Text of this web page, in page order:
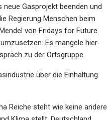
Gasprojekt beenden und
Regierung Menschen beim
von Fridays for Future
Es mangele hier
zu der Ortsgruppe.
über die Einhaltung
Reiche steht wie keine andere